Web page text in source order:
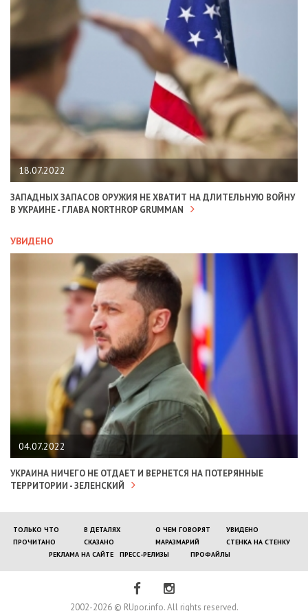
18.07.2022
ЗАПАДНЫХ ЗАПАСОВ ОРУЖИЯ НЕ ХВАТИТ НА ДЛИТЕЛЬНУЮ ВОЙНУ
В УКРАИНЕ - ГЛАВА NORTHROP GRUMMAN
УВИДЕНО
04.07.2022
УКРАИНА НИЧЕГО НЕ ОТДАЕТ И ВЕРНЕТСЯ НА ПОТЕРЯННЫЕ
ТЕРРИТОРИИ - ЗЕЛЕНСКИЙ
ТОЛЬКО ЧТО В ДЕТАЛЯХ О ЧЕМ ГОВОРЯТ
УВИДЕНО
ПРОЧИТАНО
СКАЗАНО МАРАЗМАРИЙ
СТЕНКА НА СТЕНКУ
РЕКЛАМА НА САЙТЕ
ПРЕСС-РЕЛИЗЫ ПРОФАЙЛЫ
2002-2026 © RUpor.info. All rights reserved.